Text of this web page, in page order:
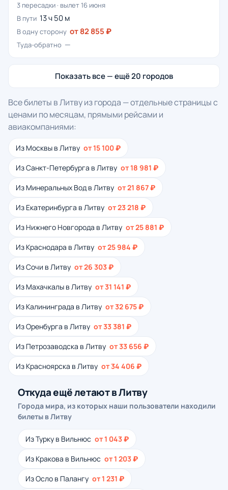
3 пересадки · вылет 16 июня
В пути 13 ч 50 м
В одну сторону от 82 855 ₽
Туда-обратно —
Показать все — ещё 20 городов
Все билеты в Литву из города — отдельные страницы с
ценами по месяцам, прямыми рейсами и
авиакомпаниями:
Из Москвы в Литву от 15 100 ₽
Из Санкт-Петербурга в Литву от 18 981 ₽
Из Минеральных Вод в Литву от 21 867 ₽
Из Екатеринбурга в Литву от 23 218 ₽
Из Нижнего Новгорода в Литву от 25 881 ₽
Из Краснодара в Литву от 25 984 ₽
Из Сочи в Литву от 26 303 ₽
Из Махачкалы в Литву от 31 141 ₽
Из Калининграда в Литву от 32 675 ₽
Из Оренбурга в Литву от 33 381 ₽
Из Петрозаводска в Литву от 33 656 ₽
Из Красноярска в Литву от 34 406 ₽
Откуда ещё летают в Литву
Города мира, из которых наши пользователи находили
билеты в Литву
Из Турку в Вильнюс от 1 043 ₽
Из Кракова в Вильнюс от 1 203 ₽
Из Осло в Палангу от 1 231 ₽